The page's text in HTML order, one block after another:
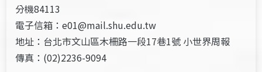
分機84113
電子信箱：e01@mail.shu.edu.tw
地址：台北市文山區木柵路一段17巷1號 小世界周報
傳真：(02)2236-9094